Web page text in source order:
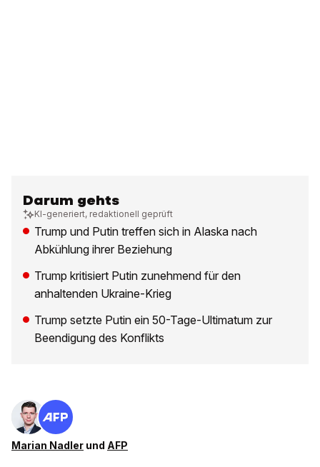
Darum gehts
KI-generiert, redaktionell geprüft
Trump und Putin treffen sich in Alaska nach
Abkühlung ihrer Beziehung
Trump kritisiert Putin zunehmend für den
anhaltenden Ukraine-Krieg
Trump setzte Putin ein 50-Tage-Ultimatum zur
Beendigung des Konflikts
Marian Nadler und AFP